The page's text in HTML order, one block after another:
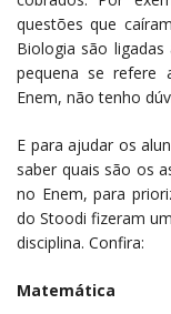
questões que
Biologia são
pequena se refere
Enem, não tenho
E para ajudar os
saber quais são os
no Enem, para
do Stoodi fizeram
disciplina. Confira:
Matemática